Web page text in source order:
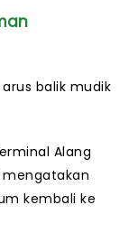
balik mudik
Alang
mengatakan
kembali ke